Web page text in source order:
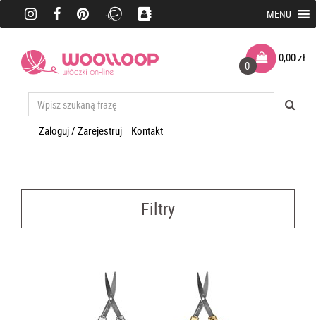
Zaloguj / Zarejestruj Kontakt
0
0,00zł
MENU
Filtry